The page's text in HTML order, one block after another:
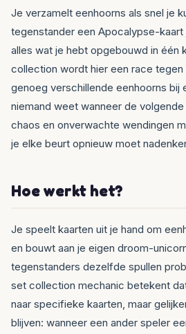
Je verzamelt eenhoorns als snel je
tegenstander een Apocalypse-
alles wat je hebt opgebouwd in één
collection wordt hier een race
genoeg verschillende eenhoorns bij
niemand weet wanneer de
chaos en onverwachte wendingen
je elke beurt opnieuw moet
Hoe werkt het?
Je speelt kaarten uit je hand om
en bouwt aan je eigen droom-
tegenstanders dezelfde spullen
set collection mechanic betekent
naar specifieke kaarten, maar
blijven: wanneer een ander speler